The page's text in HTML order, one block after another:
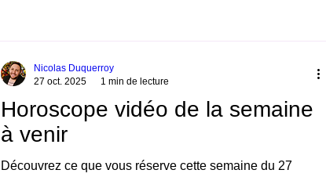
Horoscope vidéo de la semaine
à venir
Découvrez ce que vous réserve cette semaine du 27
Nicolas Duquerroy
27 oct. 2025
1 min de lecture